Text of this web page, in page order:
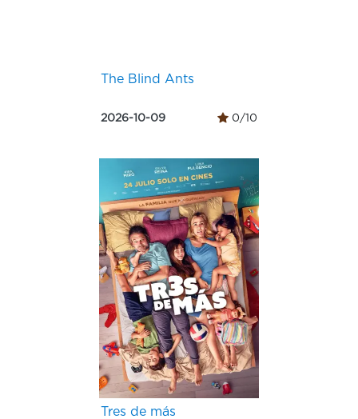
The Blind Ants
2026-10-09 0/10
Tres de más